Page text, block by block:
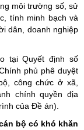
môi trường số, sử
tính minh bạch và
dân, doanh nghiệp
tại Quyết định số
phủ phê duyệt
công chức ở xã,
chính quyền địa
của Đề án).
bộ có khó khăn